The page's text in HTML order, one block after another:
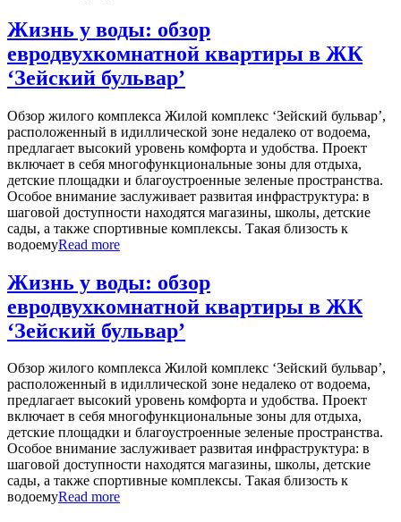
Жизнь у воды: обзор
евродвухкомнатной квартиры в ЖК
‘Зейский бульвар’
Обзор жилого комплекса Жилой комплекс ‘Зейский бульвар’,
расположенный в идиллической зоне недалеко от водоема,
предлагает высокий уровень комфорта и удобства. Проект
включает в себя многофункциональные зоны для отдыха,
детские площадки и благоустроенные зеленые пространства.
Особое внимание заслуживает развитая инфраструктура: в
шаговой доступности находятся магазины, школы, детские
сады, а также спортивные комплексы. Такая близость к
водоемуRead more
Жизнь у воды: обзор
евродвухкомнатной квартиры в ЖК
‘Зейский бульвар’
Обзор жилого комплекса Жилой комплекс ‘Зейский бульвар’,
расположенный в идиллической зоне недалеко от водоема,
предлагает высокий уровень комфорта и удобства. Проект
включает в себя многофункциональные зоны для отдыха,
детские площадки и благоустроенные зеленые пространства.
Особое внимание заслуживает развитая инфраструктура: в
шаговой доступности находятся магазины, школы, детские
сады, а также спортивные комплексы. Такая близость к
водоемуRead more